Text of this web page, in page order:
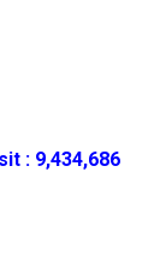
: 9,434,686